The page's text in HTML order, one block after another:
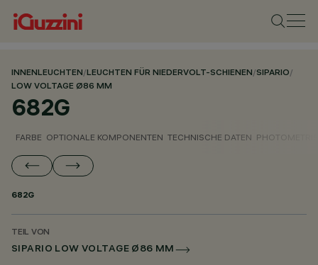
INNENLEUCHTEN/LEUCHTEN FÜR NIEDERVOLT-SCHIENEN/SIPARIO/
LOW VOLTAGE Ø86 MM
682G
FARBE OPTIONALE KOMPONENTEN TECHNISCHE DATEN
682G
TEIL VON
SIPARIO LOW VOLTAGE Ø86 MM